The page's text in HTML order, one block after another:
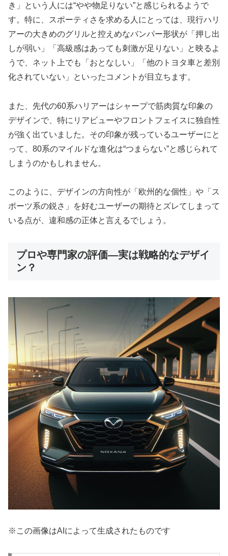
き」という人には“やや物足りない”と感じられるようで
す。特に、スポーティさを求める人にとっては、現行ハリ
アーの大きめのグリルと控えめなバンパー形状が「押し出
しが弱い」「高級感はあっても刺激が足りない」と映るよ
うで、ネット上でも「おとなしい」「他のトヨタ車と差別
化されていない」といったコメントが目立ちます。
また、先代の60系ハリアーはシャープで筋肉質な印象の
デザインで、特にリアビューやフロントフェイスに独自性
が強く出ていました。その印象が残っているユーザーにと
って、80系のマイルドな進化は“つまらない”と感じられて
しまうのかもしれません。
このように、デザインの方向性が「欧州的な個性」や「ス
ポーツ系の鋭さ」を好むユーザーの期待とズレてしまって
いる点が、違和感の正体と言えるでしょう。
プロや専門家の評価—実は戦略的なデザイ
ン？
※この画像はAIによって生成されたものです